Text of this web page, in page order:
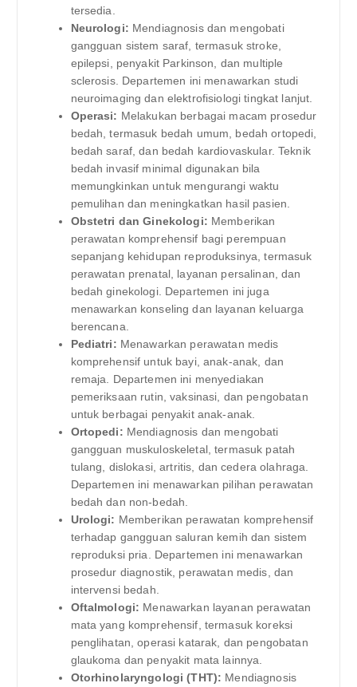
tersedia.
Neurologi: Mendiagnosis dan mengobati
gangguan sistem saraf, termasuk stroke,
epilepsi, penyakit Parkinson, dan multiple
sclerosis. Departemen ini menawarkan studi
neuroimaging dan elektrofisiologi tingkat lanjut.
Operasi: Melakukan berbagai macam prosedur
bedah, termasuk bedah umum, bedah ortopedi,
bedah saraf, dan bedah kardiovaskular. Teknik
bedah invasif minimal digunakan bila
memungkinkan untuk mengurangi waktu
pemulihan dan meningkatkan hasil pasien.
Obstetri dan Ginekologi: Memberikan
perawatan komprehensif bagi perempuan
sepanjang kehidupan reproduksinya, termasuk
perawatan prenatal, layanan persalinan, dan
bedah ginekologi. Departemen ini juga
menawarkan konseling dan layanan keluarga
berencana.
Pediatri: Menawarkan perawatan medis
komprehensif untuk bayi, anak-anak, dan
remaja. Departemen ini menyediakan
pemeriksaan rutin, vaksinasi, dan pengobatan
untuk berbagai penyakit anak-anak.
Ortopedi: Mendiagnosis dan mengobati
gangguan muskuloskeletal, termasuk patah
tulang, dislokasi, artritis, dan cedera olahraga.
Departemen ini menawarkan pilihan perawatan
bedah dan non-bedah.
Urologi: Memberikan perawatan komprehensif
terhadap gangguan saluran kemih dan sistem
reproduksi pria. Departemen ini menawarkan
prosedur diagnostik, perawatan medis, dan
intervensi bedah.
Oftalmologi: Menawarkan layanan perawatan
mata yang komprehensif, termasuk koreksi
penglihatan, operasi katarak, dan pengobatan
glaukoma dan penyakit mata lainnya.
Otorhinolaryngologi (THT): Mendiagnosis